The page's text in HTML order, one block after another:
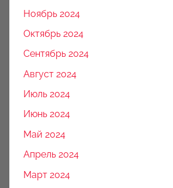
Ноябрь 2024
Октябрь 2024
Сентябрь 2024
Август 2024
Июль 2024
Июнь 2024
Май 2024
Апрель 2024
Март 2024